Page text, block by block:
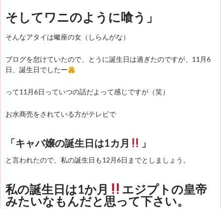
そしてワニのように喰う」
そんなアタイは蠍座の女（しらんがな）
ブログを怠けていたので、とうに誕生日は過ぎたのですが、11月6
日、誕生日でしたー
って11月6日っていつの話だよって感じですが（笑）
お水商売をされている方がテレビで
「キャバ嬢の誕生日は1カ月 」
と言われたので、私の誕生日も12月6日までとしましょう。
私の誕生日は1か月
エジプトの皇帝
みたいなもんだと思って下さい。